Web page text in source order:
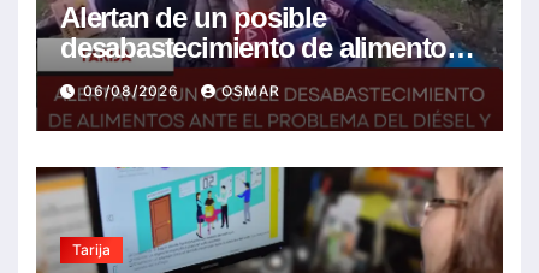
Alertan de un posible
desabastecimiento de alimentos
ante el problema del diésel y el
encarecimiento de insumos
agrícolas
06/08/2026 OSMAR
Tarija